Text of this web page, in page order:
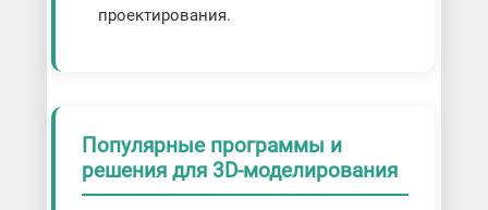
проектирования.
Популярные программы и
решения для 3D-моделирования